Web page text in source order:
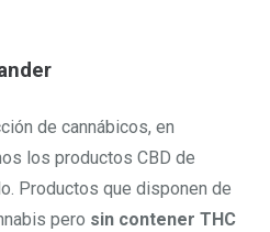
de cannábicos, en
los productos CBD de
Productos que disponen de
pero sin contener THC